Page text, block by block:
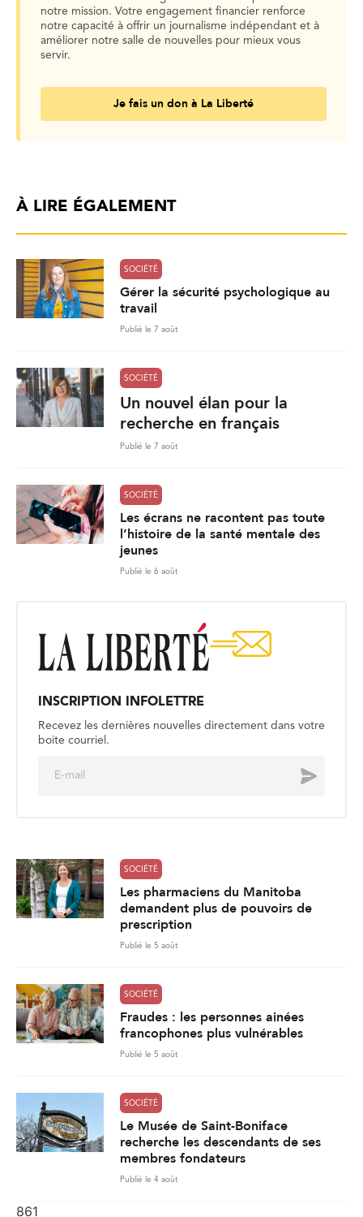
notre mission. Votre engagement financier renforce
notre capacité à offrir un journalisme indépendant et à
améliorer notre salle de nouvelles pour mieux vous
servir.
Je fais un don à La Liberté
À LIRE ÉGALEMENT
SOCIÉTÉ
Gérer la sécurité psychologique au
travail
Publié le 7 août
SOCIÉTÉ
Un nouvel élan pour la
recherche en français
Publié le 7 août
SOCIÉTÉ
Les écrans ne racontent pas toute
l’histoire de la santé mentale des
jeunes
Publié le 6 août
INSCRIPTION INFOLETTRE
Recevez les dernières nouvelles directement dans votre
boite courriel.
Envoyer
SOCIÉTÉ
Les pharmaciens du Manitoba
demandent plus de pouvoirs de
prescription
Publié le 5 août
SOCIÉTÉ
Fraudes : les personnes ainées
francophones plus vulnérables
Publié le 5 août
SOCIÉTÉ
Le Musée de Saint-Boniface
recherche les descendants de ses
membres fondateurs
Publié le 4 août
861